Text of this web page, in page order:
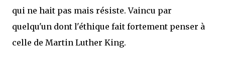
qui ne hait pas mais résiste. Vaincu par
quelqu'un dont l'éthique fait fortement penser à
celle de Martin Luther King.